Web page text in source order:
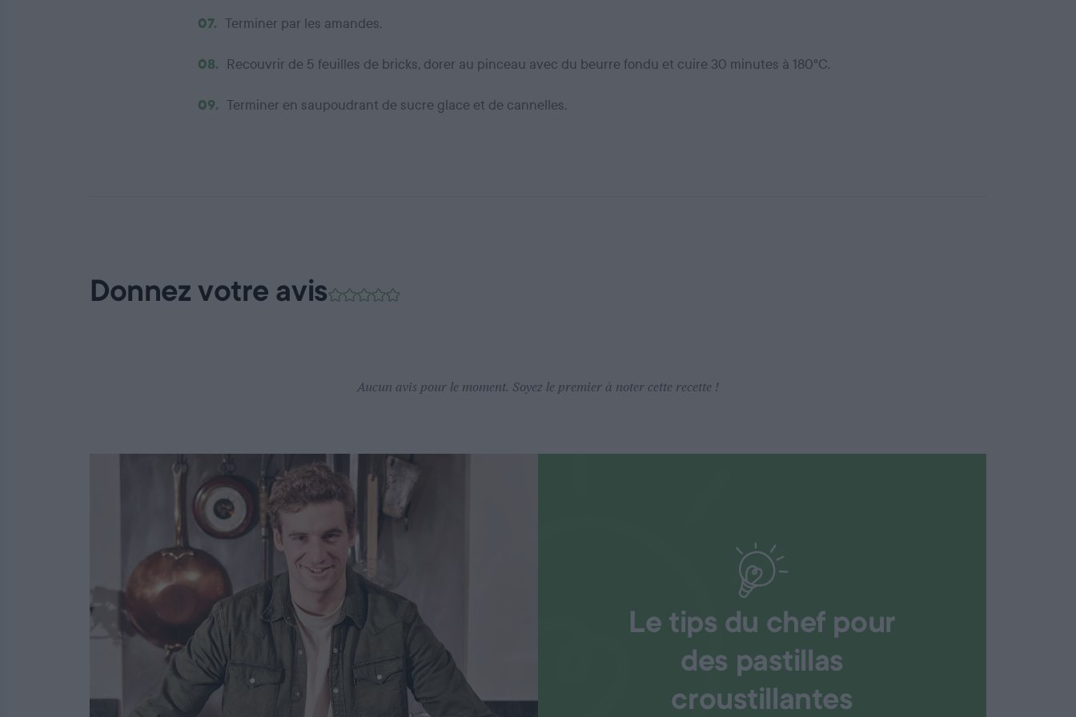
07. Terminer par les amandes.
08. Recouvrir de 5 feuilles de bricks, dorer au pinceau avec du beurre fondu et cuire 30 minutes à 180°C.
09. Terminer en saupoudrant de sucre glace et de cannelles.
Donnez votre avis
Aucun avis pour le moment. Soyez le premier à noter cette recette !
Le tips du chef pour
des pastillas
croustillantes